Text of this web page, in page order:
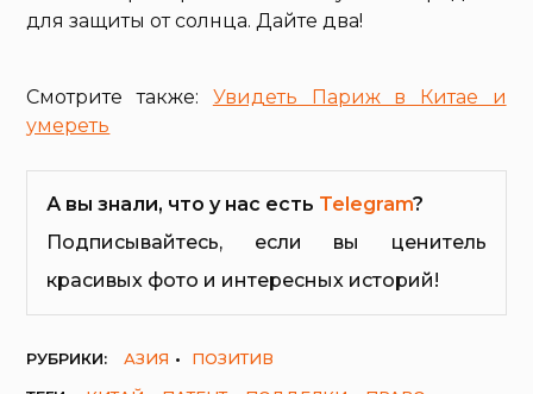
для защиты от солнца. Дайте два!
Смотрите также: Увидеть Париж в Китае и
умереть
А вы знали, что у нас есть Telegram?
Подписывайтесь, если вы ценитель
красивых фото и интересных историй!
РУБРИКИ: АЗИЯ
ПОЗИТИВ